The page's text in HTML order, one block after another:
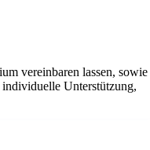
vereinbaren lassen, sowie
Unterstützung,